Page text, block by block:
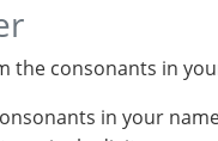
the consonants in
in your